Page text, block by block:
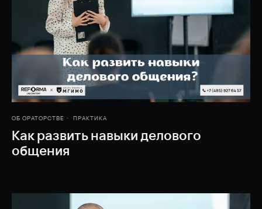
ОБ ОРАТОРСТВЕ ПРАКТИКА
Как развить навыки делового
общения